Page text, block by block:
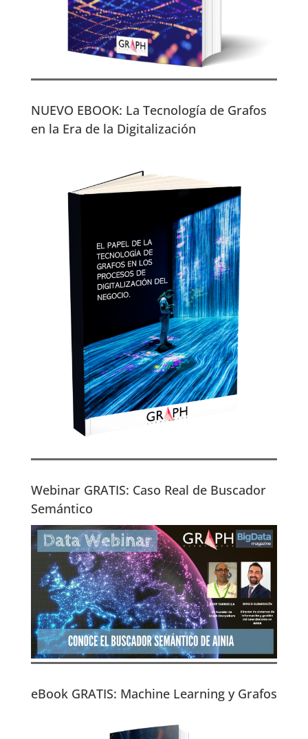
NUEVO EBOOK: La Tecnología de Grafos
en la Era de la Digitalización
Webinar GRATIS: Caso Real de Buscador
Semántico
eBook GRATIS: Machine Learning y Grafos